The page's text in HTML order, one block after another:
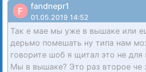
F fandnepr1
01.05.2019 14:52
Так е мае мы уже в вышаке или
дерьмо помешать ну типа нам
говорите шоб я щитал это не для
Мы в вышаке? Это раз второе че